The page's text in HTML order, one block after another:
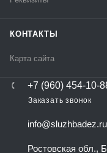
КОНТАКТЫ
Карта сайта
+7 (960) 454-10-
Заказать звонок
info@sluzhbadez.ru
Ростовская обл.,